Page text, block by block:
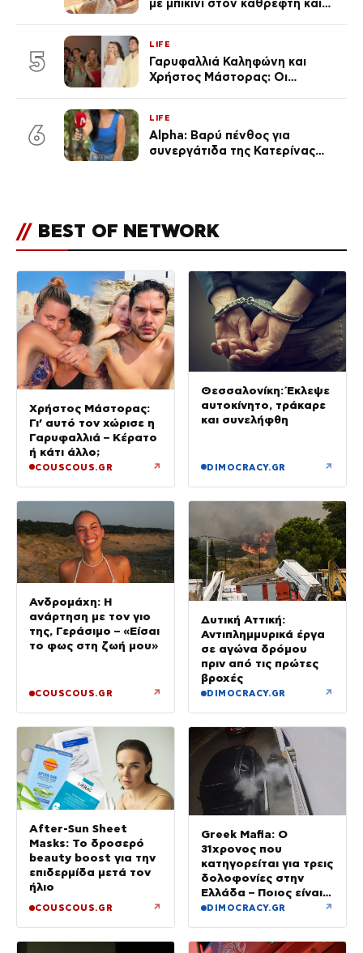
με μπικίνι στον καθρέφτη και
καθεμία…» (Βίντεο)
5
LIFE
Γαρυφαλλιά Καληφώνη και
Χρήστος Μάστορας: Οι
απαρατήρητη
6
LIFE
Alpha: Βαρύ πένθος για
συνεργάτιδα της Κατερίνας
// BEST OF NETWORK
Χρήστος Μάστορας:
Γι’ αυτό τον χώρισε η
Γαρυφαλλιά – Κέρατο
ή κάτι άλλο;
COUSCOUS.GR ↗
Θεσσαλονίκη: Έκλεψε
αυτοκίνητο, τράκαρε
και συνελήφθη
DIMOCRACY.GR ↗
Ανδρομάχη: Η
ανάρτηση με τον γιο
της, Γεράσιμο – «Είσαι
το φως στη ζωή μου»
COUSCOUS.GR ↗
Δυτική Αττική:
Αντιπλημμυρικά έργα
σε αγώνα δρόμου
πριν από τις πρώτες
βροχές
DIMOCRACY.GR ↗
After-Sun Sheet
Masks: Το δροσερό
beauty boost για την
επιδερμίδα μετά τον
ήλιο
COUSCOUS.GR ↗
Greek Mafia: Ο
31χρονος που
κατηγορείται για τρεις
δολοφονίες στην
Ελλάδα – Ποιος είναι
το «πιστόλι» του Έντικ
DIMOCRACY.GR ↗